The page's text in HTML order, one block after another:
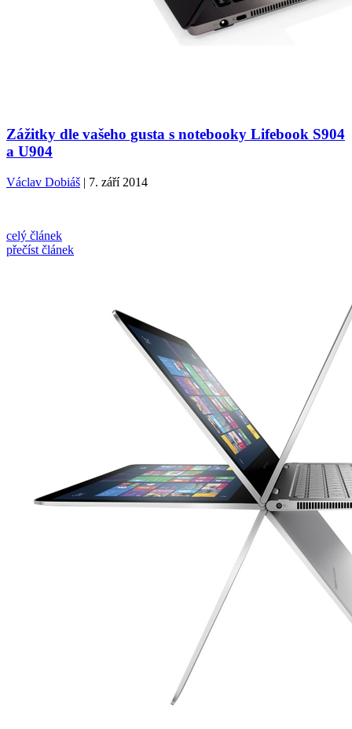
Zážitky dle vašeho gusta s notebooky Lifebook S904
a U904
Václav Dobiáš | 7. září 2014
celý článek
přečíst článek